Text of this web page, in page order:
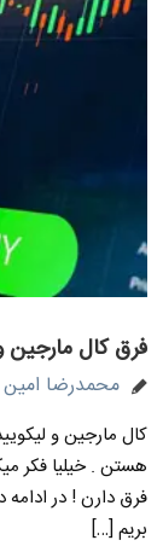
فرق کال
محمدرضا امین
کال مارجین و
هستن . خیلیا فکر
فرق دارن ! در ادامه
بریم […]